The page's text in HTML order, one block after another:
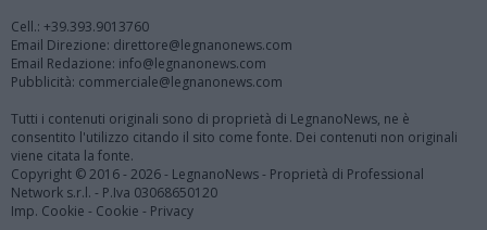
Cell.: +39.393.9013760
Email Direzione: direttore@legnanonews.com
Email Redazione: info@legnanonews.com
Pubblicità: commerciale@legnanonews.com
Tutti i contenuti originali sono di proprietà di LegnanoNews, ne è
consentito l'utilizzo citando il sito come fonte. Dei contenuti non originali
viene citata la fonte.
Copyright © 2016 - 2026 - LegnanoNews - Proprietà di Professional
Network s.r.l. - P.Iva 03068650120
Imp. Cookie - Cookie - Privacy